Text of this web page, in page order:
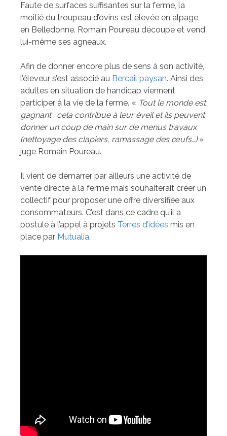
Faute de surfaces suffisantes sur la ferme, la
moitié du troupeau d’ovins est élevée en alpage,
en Belledonne. Romain Poureau découpe et vend
lui-même ses agneaux.
Afin de donner encore plus de sens à son activité,
l’éleveur s’est associé au Bercail paysan. Ainsi des
adultes en situation de handicap viennent
participer à la vie de la ferme. « Tout le monde est
gagnant : cela contribue à leur éveil et ils peuvent
donner un coup de main sur de menus travaux
(nettoyage des clapiers, ramassage des œufs…)»
juge Romain Poureau.
Il vient de démarrer par ailleurs une activité de
vente directe à la ferme mais souhaiterait créer un
collectif pour proposer une offre diversifiée aux
consommateurs. C’est dans ce cadre qu’il a
postulé à l’appel à projets Terres d’idées mis en
place par Mutualia.